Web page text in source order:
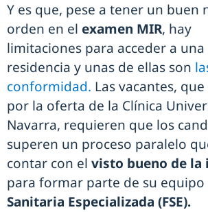
Y es que, pese a tener un buen
orden en el examen MIR, hay
limitaciones para acceder a
residencia y unas de ellas son
conformidad. Las vacantes,
por la oferta de la Clínica
Navarra, requieren que los
superen un proceso paralelo
contar con el visto bueno de
para formar parte de su equipo
Sanitaria Especializada (FSE).